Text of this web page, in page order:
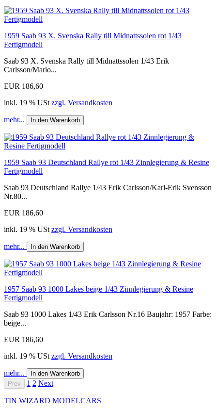
1959 Saab 93 X. Svenska Rally till Midnattssolen rot 1/43
Fertigmodell
Saab 93 X. Svenska Rally till Midnattssolen 1/43 Erik
Carlsson/Mario...
EUR 186,60
inkl. 19 % USt zzgl. Versandkosten
mehr... In den Warenkorb
1959 Saab 93 Deutschland Rallye rot 1/43 Zinnlegierung & Resine
Fertigmodell
Saab 93 Deutschland Rallye 1/43 Erik Carlsson/Karl-Erik Svensson
Nr.80...
EUR 186,60
inkl. 19 % USt zzgl. Versandkosten
mehr... In den Warenkorb
1957 Saab 93 1000 Lakes beige 1/43 Zinnlegierung & Resine
Fertigmodell
Saab 93 1000 Lakes 1/43 Erik Carlsson Nr.16 Baujahr: 1957 Farbe:
beige...
EUR 186,60
inkl. 19 % USt zzgl. Versandkosten
mehr...
In den Warenkorb
Prev
1 2 Next
TIN WIZARD MODELCARS